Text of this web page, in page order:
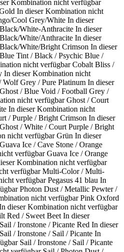
Kombination nicht verfügbar
In dieser Kombination nicht
Cool Grey/White In dieser
Black/White-Anthracite In dieser
Black/White/Anthracite In dieser
Black/White/Bright Crimson In dieser
Blue Tint / Black / Psychic Blue /
nicht verfügbar Cobalt Bliss /
In dieser Kombination nicht
Grey / Pure Platinum In dieser
Ghost / Blue Void / Football Grey /
nicht verfügbar Ghost / Court
In dieser Kombination nicht
/ Purple / Bright Crimson In dieser
Ghost / White / Court Purple / Bright
nicht verfügbar Grün In dieser
Guava Ice / Cave Stone / Orange
verfügbar Guava Ice / Orange
Kombination nicht verfügbar
verfügbar Multi-Color / Multi-
verfügbar Pegasus 41 blau In
Photon Dust / Metallic Pewter /
nicht verfügbar Pink Oxford
dieser Kombination nicht verfügbar
Red / Sweet Beet In dieser
Sail / Ironstone / Picante Red In dieser
Sail / Ironstone / Sail / Picante In
Sail / Ironstone / Sail / Picante